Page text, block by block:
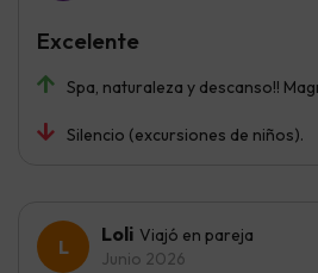
Spa, naturaleza y descanso!!
Silencio (excursiones de niños).
Excelente
Loli Viajó en pareja
Junio 2026